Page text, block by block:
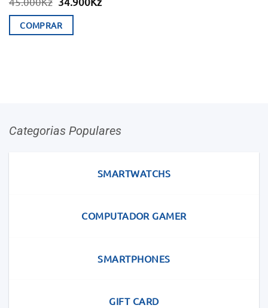
original
era:
COMPRAR
Categorias Populares
SMARTWATCHS
COMPUTADOR GAMER
SMARTPHONES
GIFT CARD